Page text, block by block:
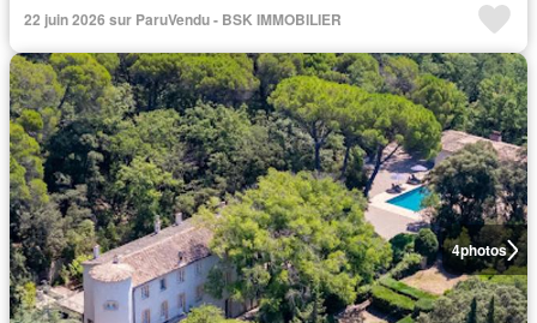
22 juin 2026 sur ParuVendu - BSK IMMOBILIER
4photos